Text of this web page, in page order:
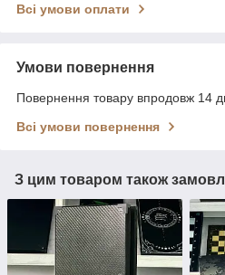
Всі умови оплати
Умови повернення
Повернення товару впродовж 14
Всі умови повернення
З цим товаром також